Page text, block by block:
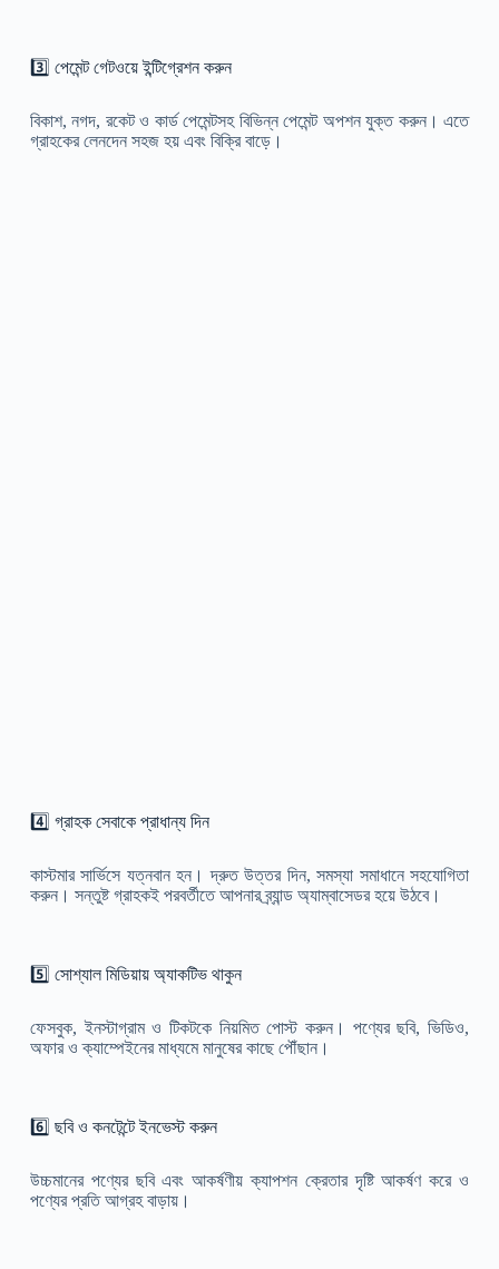
3️⃣ পেমেন্ট গেটওয়ে ইন্টিগ্রেশন করুন
বিকাশ, নগদ, রকেট ও কার্ড পেমেন্টসহ বিভিন্ন পেমেন্ট অপশন যুক্ত করুন। এতে
গ্রাহকের লেনদেন সহজ হয় এবং বিক্রি বাড়ে।
4️⃣ গ্রাহক সেবাকে প্রাধান্য দিন
কাস্টমার সার্ভিসে যত্নবান হন। দ্রুত উত্তর দিন, সমস্যা সমাধানে সহযোগিতা
করুন। সন্তুষ্ট গ্রাহকই পরবর্তীতে আপনার ব্র্যান্ড অ্যাম্বাসেডর হয়ে উঠবে।
5️⃣ সোশ্যাল মিডিয়ায় অ্যাকটিভ থাকুন
ফেসবুক, ইনস্টাগ্রাম ও টিকটকে নিয়মিত পোস্ট করুন। পণ্যের ছবি, ভিডিও,
অফার ও ক্যাম্পেইনের মাধ্যমে মানুষের কাছে পৌঁছান।
6️⃣ ছবি ও কনটেন্টে ইনভেস্ট করুন
উচ্চমানের পণ্যের ছবি এবং আকর্ষণীয় ক্যাপশন ক্রেতার দৃষ্টি আকর্ষণ করে ও
পণ্যের প্রতি আগ্রহ বাড়ায়।